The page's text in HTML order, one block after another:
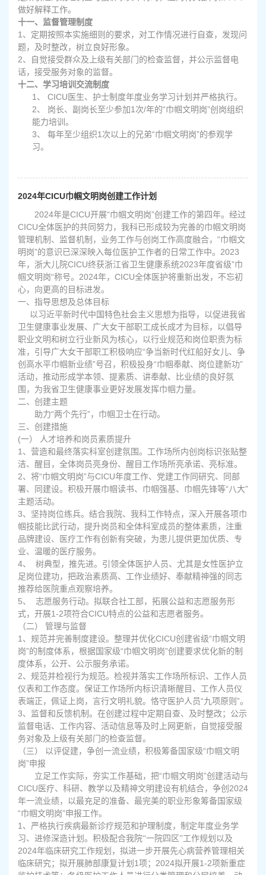
做好解释工作。
十一、监督管理制度
1 、定期按照本实施细则的要求，对工作情况进行自查，发现问
题，及时整改，树立良好形象。
2、自觉接受群众及上级有关部门的检查监督，并公示监督电
话，接受服务对象的监督。
十二、学习培训交流制度
1、 CICU医生、护士制度年度业务学习计划并严格执行。
2、 岗长、副岗长至少参加1 次/年的“巾帼文明岗”创岗组织
能力培训。
3、 每年至少组织1 次以上的兄弟“巾帼文明岗”的参观学
习。
2024年CICU巾帼文明岗创建工作计划
2024年是CICU开展“巾帼文明岗”创建工作的第四年。经过
CICU全体医护的共同努力，我科已形成较为完善的巾帼文明岗
管理机制、监督机制，业务工作与创岗工作高度融合，“巾帼文
明岗”的意识已深深映入每位医护工作者的日常工作中。2023
年，浙大儿院CICU终获浙江省卫生健康系统2023年度省级”巾
帼文明岗“称号。2024年，CICU全体医护将重新出发，不忘初
心，向更高的目标进发。
一、指导思想及总体目标
以习近平新时代中国特色社会主义思想为指导，以促进我省
卫生健康事业发展、广大女干部职工成长成才为目标，以倡导
职业文明和树立行业新风为核心，以行业规范和岗位职责为标
准，引导广大女干部职工积极响应“争当新时代红船好女儿、争
创高水平巾帼新业绩”号召，积极投身“巾帼奉献、岗位建新功”
活动，推动形成学本领、提素质、讲奉献、比业绩的良好氛
围，为我省卫生健康事业更好发展发挥巾帼力量。
二、创建主题
助力“两个先行”，巾帼卫士在行动。
三、创建措施
(一） 人才培养和岗员素质提升
1 、营造和最终落实科室创建氛围。工作场所内创岗标识张贴整
洁、醒目，全体岗员亮身份、醒目工作场所亮承诺、亮标准。
2、将“巾帼文明岗”与CICU年度工作、党建工作同研究、同部
署、同建设。积极开展巾帼读书、巾帼强基、巾帼先锋等“八大”
主题活动。
3、坚持岗位练兵。结合我院、我科工作特点，深入开展各项巾
帼技能比武行动，提升岗员和全体科室成员的整体素质，注重
品牌建设、医疗工作有创新有突破，为患儿提供更加优质、专
业、温暖的医疗服务。
4、 树典型，推先进。引领全体医护人员、尤其是女性医护立
足岗位建功，把政治素质高、工作业绩好、奉献精神强的同志
推荐给医院重点观察培养。
5、 志愿服务行动。拟联合社工部，拓展公益和志愿服务形
式，开展1-2项符合CICU特点的公益和志愿者服务。
（二） 管理与监督
1 、规范并完善制度建设。整理并优化CICU创建省级“巾帼文明
岗”的制度体系，根据国家级“巾帼文明岗”创建要求优化新的制
度体系，公开、公示服务承诺。
2、规范并检视行为规范。检视并落实工作场所标识、工作人员
仪表和工作态度。保证工作场所内标识清晰醒目、工作人员仪
表端正，佩证上岗，言行文明礼貌。恪守医护人员“九项原则”。
3、监督和反馈机制。在创建过程中定期自查、及时整改；公示
监督电话、工作内容、活动信息等及时上网更新，自觉接受服
务对象及上级有关部门的检查监督。
（三） 以评促建，争创一流业绩，积极筹备国家级“巾帼文明
岗”申报
立足工作实际，夯实工作基础，把“巾帼文明岗”创建活动与
CICU医疗、科研、教学以及精神文明建设有机结合，争创2024
年一流业绩，以最充足的准备、最完美的职业形象筹备国家级
“巾帼文明岗”申报工作。
1 、严格执行疾病最新诊疗规范和护理制度，制定年度业务学
习、进修深造计划。 积极配合我院“一院四区”工作规划以及
2024年临床研究工作规划，拟进一步开展先心病营养管理相关
临床研究；拟开展肺部康复计划1项；2024拟开展1-2项新重症